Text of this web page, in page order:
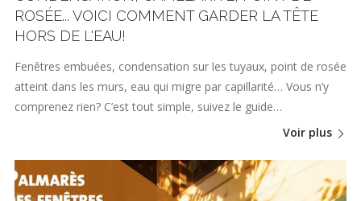
ROSÉE... VOICI COMMENT GARDER LA TÊTE
HORS DE L'EAU!
Fenêtres embuées, condensation sur les tuyaux, point de rosée
atteint dans les murs, eau qui migre par capillarité… Vous n’y
comprenez rien? C’est tout simple, suivez le guide…
Voir plus